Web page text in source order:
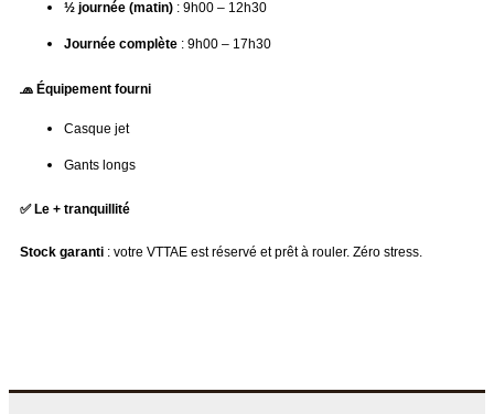
½ journée (matin) : 9h00 – 12h30
Journée complète : 9h00 – 17h30
🧢 Équipement fourni
Casque jet
Gants longs
✅ Le + tranquillité
Stock garanti : votre VTTAE est réservé et prêt à rouler. Zéro stress.